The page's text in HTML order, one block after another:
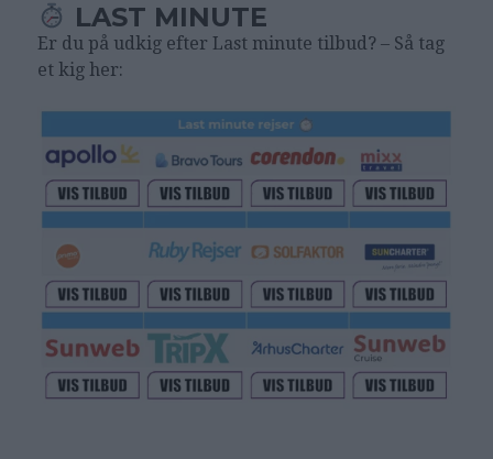
LAST MINUTE
Er du på udkig efter Last minute tilbud? – Så tag
et kig her: